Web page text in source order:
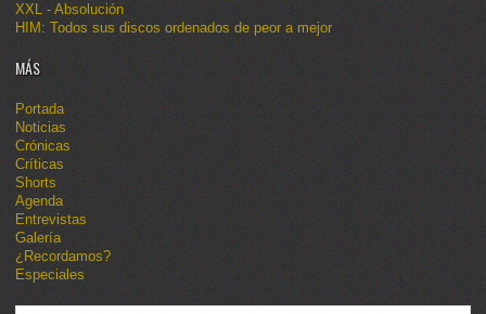
XXL - Absolución
HIM: Todos sus discos ordenados de peor a mejor
MÁS
Portada
Noticias
Crónicas
Críticas
Shorts
Agenda
Entrevistas
Galería
¿Recordamos?
Especiales